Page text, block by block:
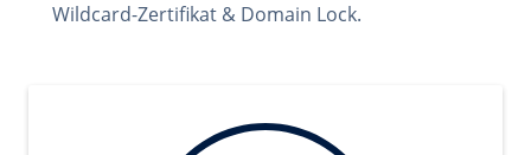
Wildcard-Zertifikat & Domain Lock.